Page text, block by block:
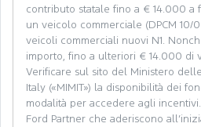
contributo statale fino a € 14.000 a
un veicolo commerciale (DPCM 10/
veicoli commerciali nuovi N1.
importo, fino a ulteriori € 14.000 di
Verificare sul sito del Ministero
Italy («MIMIT») la disponibilità dei
modalità per accedere agli
Ford Partner che aderiscono